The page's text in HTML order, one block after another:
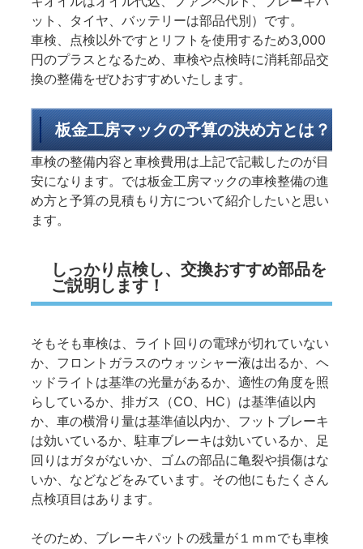
ット、タイヤ、バッテリーは部品代別）です。
車検、点検以外ですとリフトを使用するため3,000
円のプラスとなるため、車検や点検時に消耗部品交
換の整備をぜひおすすめいたします。
板金工房マックの予算の決め方とは？
車検の整備内容と車検費用は上記で記載したのが目
安になります。では板金工房マックの車検整備の進
め方と予算の見積もり方について紹介したいと思い
ます。
しっかり点検し、交換おすすめ部品を
ご説明します！
そもそも車検は、ライト回りの電球が切れていない
か、フロントガラスのウォッシャー液は出るか、ヘ
ッドライトは基準の光量があるか、適性の角度を照
らしているか、排ガス（CO、HC）は基準値以内
か、車の横滑り量は基準値以内か、フットブレーキ
は効いているか、駐車ブレーキは効いているか、足
回りはガタがないか、ゴムの部品に亀裂や損傷はな
いか、などなどをみています。その他にもたくさん
点検項目はあります。
そのため、ブレーキパットの残量が１ｍｍでも車検